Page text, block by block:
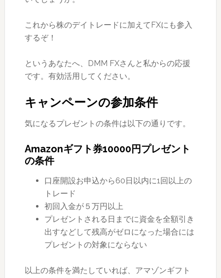
これから株のデイトレードに加えてFXにも参入
するぞ！
というあなたへ、DMM FXさんと私からの応援
です。有効活用してください。
キャンペーンの参加条件
気になるプレゼントの条件は以下の通りです。
Amazonギフト券10000円プレゼント
の条件
口座開設お申込から60日以内に1回以上の
トレード
初回入金が５万円以上
プレゼントされる日までに資金を全額引き
出すなどして残高がゼロになった場合には
プレゼントの対象にならない
以上の条件を満たしていれば、アマゾンギフト